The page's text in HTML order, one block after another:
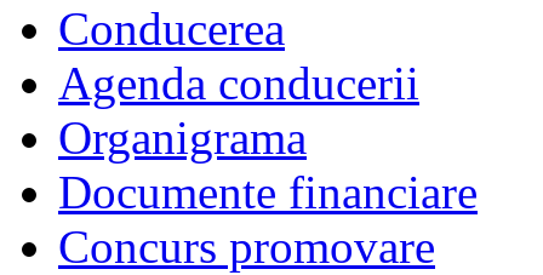
Conducerea
Agenda conducerii
Organigrama
Documente financiare
Concurs promovare